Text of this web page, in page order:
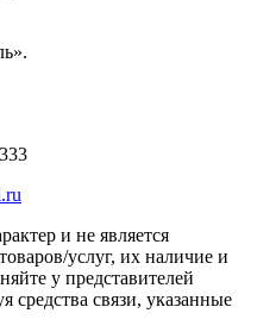
и не является
услуг, их наличие и
у представителей
средства связи, указанные